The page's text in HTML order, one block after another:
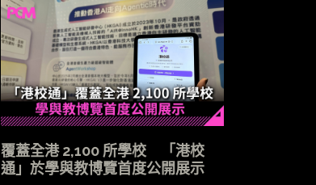
覆蓋全港 2,100 所學校 「港校
通」於學與教博覽首度公開展示